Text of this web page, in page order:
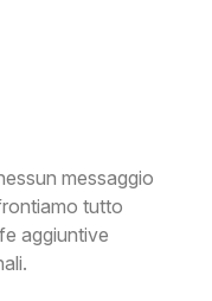
messaggio
tutto
aggiuntive